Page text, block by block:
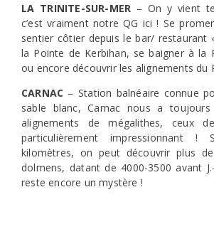
LA TRINITE-SUR-MER – On y vient
c’est vraiment notre QG ici ! Se
sentier côtier depuis le bar/ restaurant «
la Pointe de Kerbihan, se baigner à la
ou encore découvrir les alignements du
CARNAC – Station balnéaire connue
sable blanc, Carnac nous a
alignements de mégalithes, ceux
particulièrement impressionnant
kilomètres, on peut découvrir plus
dolmens, datant de 4000-3500 avant
reste encore un mystère !